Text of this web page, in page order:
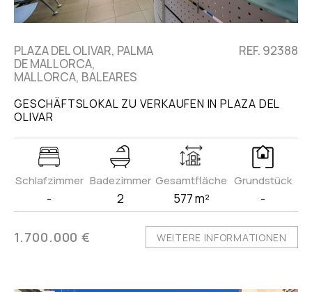
PLAZA DEL OLIVAR, PALMA
DE MALLORCA,
MALLORCA, BALEARES
REF. 92388
GESCHÄFTSLOKAL ZU VERKAUFEN IN PLAZA DEL
OLIVAR
Schlafzimmer
-
Badezimmer
2
Gesamtfläche
577 m²
Grundstück
-
1.700.000 € WEITERE INFORMATIONEN